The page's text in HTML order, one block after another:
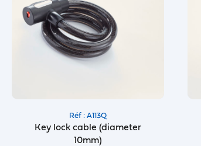
Réf : A113Q
Key lock cable (diameter
10mm)